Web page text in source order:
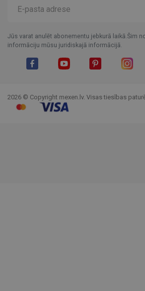
Jūs varat anulēt abonementu jebkurā laikā.Šim
informāciju mūsu juridiskajā informācijā.
2026 © Copyright mexen.lv. Visas tiesības